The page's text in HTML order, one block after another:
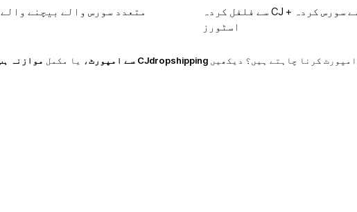
CJ سے سورس کردہ + CJ سے فلفل کردہ
اسٹورز
متعدد سورس والے بیچنے
CJdropshipping سے امپورٹ ، یا مکمل موازنہ